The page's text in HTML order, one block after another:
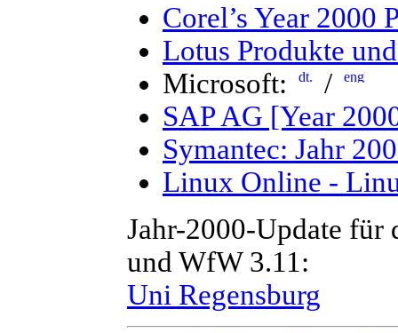
Corel’s Year 2000
Lotus Produkte
Microsoft:
/
SAP AG [Year
Symantec: Jahr
Linux Online -
Jahr-2000-Update für
und WfW 3.11:
Uni Regensburg